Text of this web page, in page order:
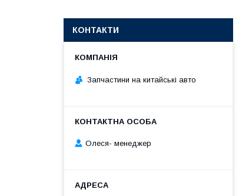
КОНТАКТИ
Запчастини на китайські авто
Олеся- менеджер